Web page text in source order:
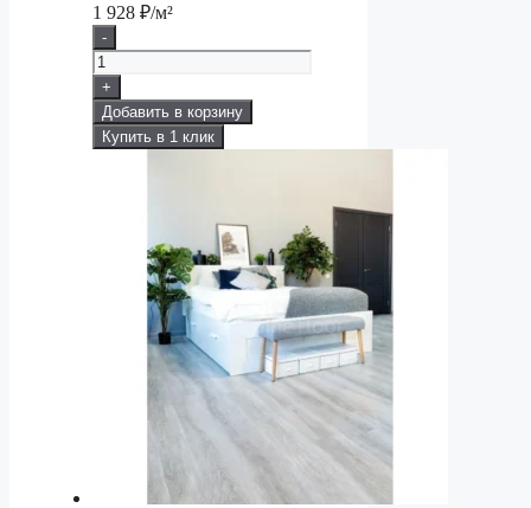
1 928 ₽/м²
-
+
Добавить в корзину
Купить в 1 клик